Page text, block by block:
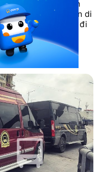
nhu cầu của hành
khá nhiều, thời gian di
Minh Hà Limousine đi